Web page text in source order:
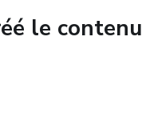
et la sérénité.
?
le contenu